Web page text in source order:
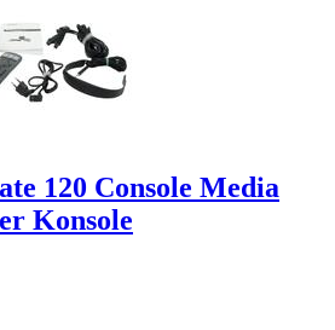
120 Console Media
Konsole